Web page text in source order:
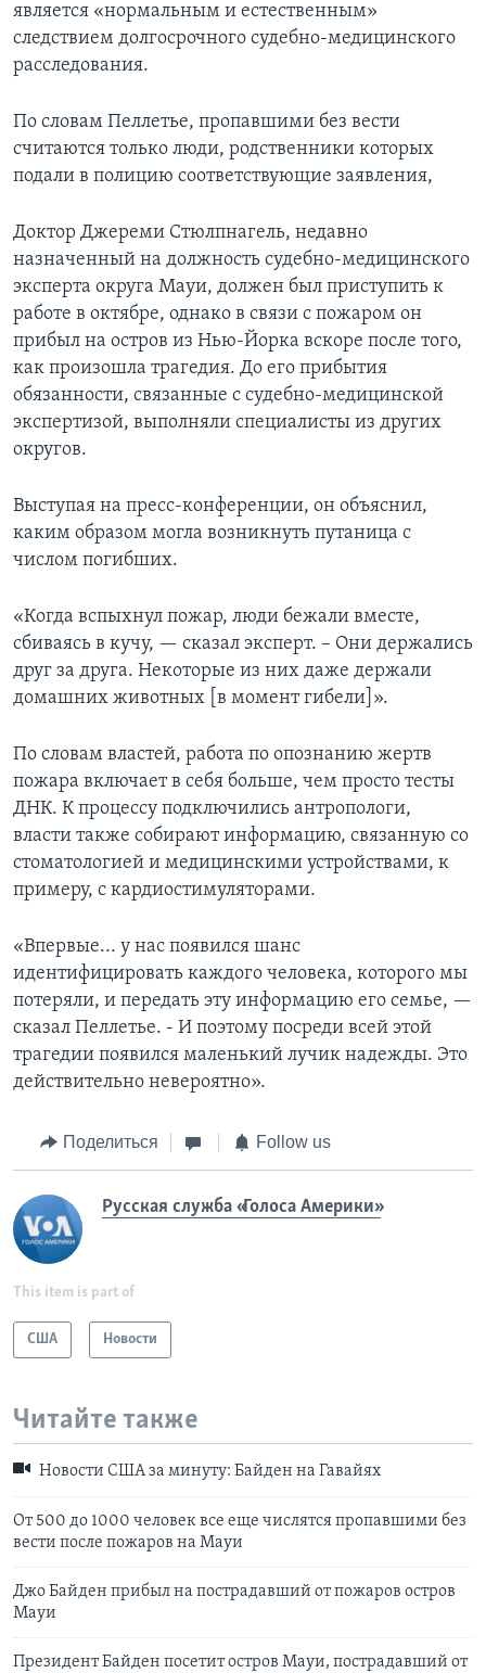
является «нормальным и естественным»
следствием долгосрочного судебно-медицинского
расследования.
По словам Пеллетье, пропавшими без вести
считаются только люди, родственники которых
подали в полицию соответствующие заявления,
Доктор Джереми Стюлпнагель, недавно
назначенный на должность судебно-медицинского
эксперта округа Мауи, должен был приступить к
работе в октябре, однако в связи с пожаром он
прибыл на остров из Нью-Йорка вскоре после того,
как произошла трагедия. До его прибытия
обязанности, связанные с судебно-медицинской
экспертизой, выполняли специалисты из других
округов.
Выступая на пресс-конференции, он объяснил,
каким образом могла возникнуть путаница с
числом погибших.
«Когда вспыхнул пожар, люди бежали вместе,
сбиваясь в кучу, — сказал эксперт. – Они держались
друг за друга. Некоторые из них даже держали
домашних животных [в момент гибели]».
По словам властей, работа по опознанию жертв
пожара включает в себя больше, чем просто тесты
ДНК. К процессу подключились антропологи,
власти также собирают информацию, связанную со
стоматологией и медицинскими устройствами, к
примеру, с кардиостимуляторами.
«Впервые... у нас появился шанс
идентифицировать каждого человека, которого мы
потеряли, и передать эту информацию его семье, —
сказал Пеллетье. - И поэтому посреди всей этой
трагедии появился маленький лучик надежды. Это
действительно невероятно».
Поделиться Follow us
Русская служба «Голоса Америки»
This item is part of
США Новости
Читайте также
Новости США за минуту: Байден на Гавайях
От 500 до 1000 человек все еще числятся пропавшими без
вести после пожаров на Мауи
Джо Байден прибыл на пострадавший от пожаров остров
Мауи
Президент Байден посетит остров Мауи, пострадавший от